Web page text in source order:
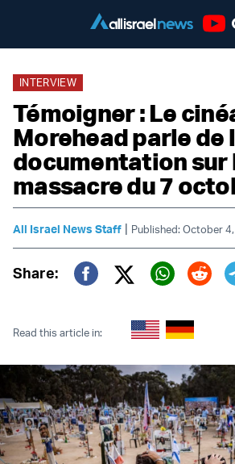
INTERVIEW
Témoigner : Le
Morehead parle de
documentation sur
massacre du 7
All Israel News Staff | Published: October
Share:
Twitter (X)
Read this article in: